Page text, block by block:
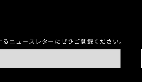
ニュースレターにぜひご登録ください。